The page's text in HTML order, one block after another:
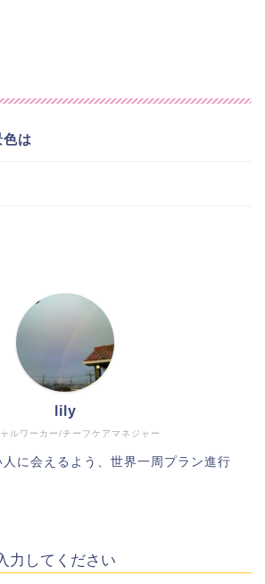
色は
ルワーカー/チーフケアマネジャー
lily
に会えるよう、世界一周プラン進行
力してください